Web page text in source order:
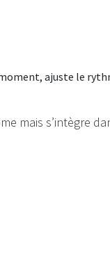
ajuste le
mais s’intègre